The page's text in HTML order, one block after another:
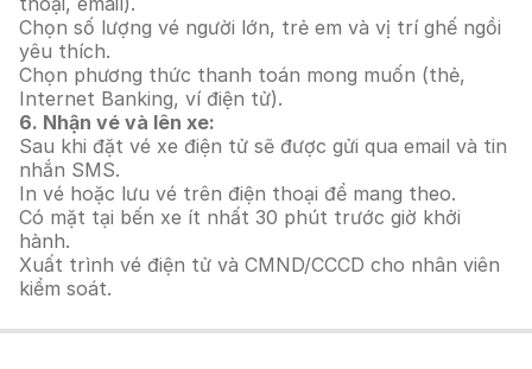
Chọn số lượng vé người lớn, trẻ em và vị trí ghế ngồi
yêu thích.
Chọn phương thức thanh toán mong muốn (thẻ,
Internet Banking, ví điện tử).
6. Nhận vé và lên xe:
Sau khi đặt vé xe điện tử sẽ được gửi qua email và tin
nhắn SMS.
In vé hoặc lưu vé trên điện thoại để mang theo.
Có mặt tại bến xe ít nhất 30 phút trước giờ khởi
hành.
Xuất trình vé điện tử và CMND/CCCD cho nhân viên
kiểm soát.